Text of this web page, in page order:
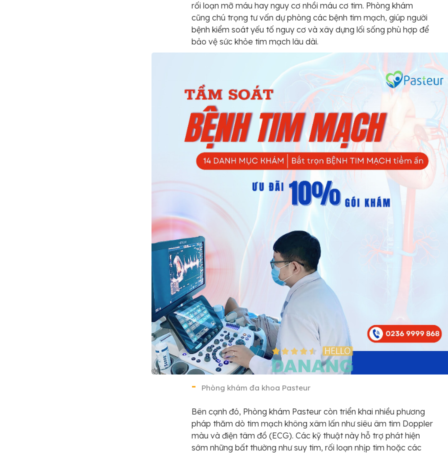
rối loạn mỡ máu hay nguy cơ nhồi máu cơ tim. Phòng khám
cũng chú trọng tư vấn dự phòng các bệnh tim mạch, giúp người
bệnh kiểm soát yếu tố nguy cơ và xây dựng lối sống phù hợp để
bảo vệ sức khỏe tim mạch lâu dài.
Phòng khám đa khoa Pasteur
Bên cạnh đó, Phòng khám Pasteur còn triển khai nhiều phương
pháp thăm dò tim mạch không xâm lấn như siêu âm tim Doppler
màu và điện tâm đồ (ECG). Các kỹ thuật này hỗ trợ phát hiện
sớm những bất thường như suy tim, rối loạn nhịp tim hoặc các